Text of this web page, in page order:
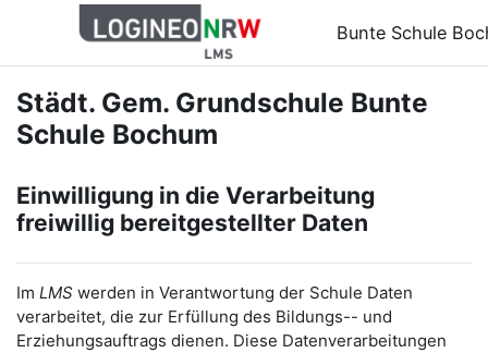
Zum Hauptinhalt
Bunte Schule
Städt. Gem. Grundschule Bunte
Schule Bochum
Einwilligung in die Verarbeitung
freiwillig bereitgestellter Daten
Im LMS werden in Verantwortung der Schule Daten
verarbeitet, die zur Erfüllung des Bildungs-- und
Erziehungsauftrags dienen. Diese Datenverarbeitungen